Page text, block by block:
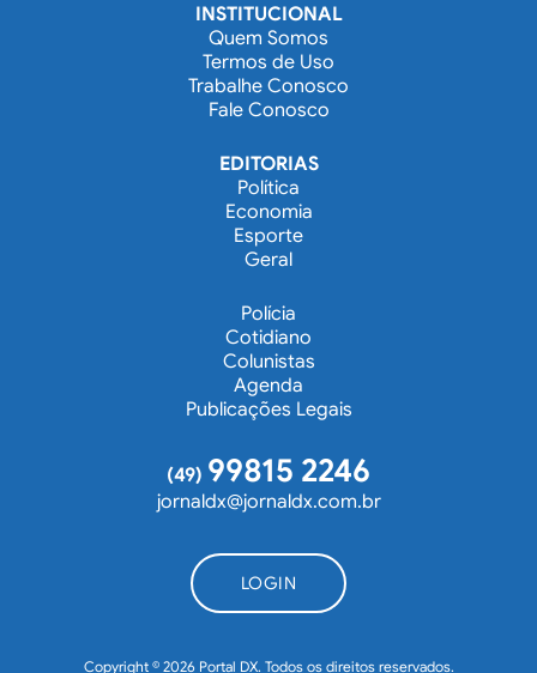
INSTITUCIONAL
Quem Somos
Termos de Uso
Trabalhe Conosco
Fale Conosco
EDITORIAS
Política
Economia
Esporte
Geral
Polícia
Cotidiano
Colunistas
Agenda
Publicações Legais
(49) 99815 2246
jornaldx@jornaldx.com.br
LOGIN
Copyright © 2026 Portal DX. Todos os direitos reservados.